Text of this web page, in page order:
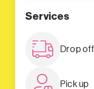
Services
Drop off
Pick up